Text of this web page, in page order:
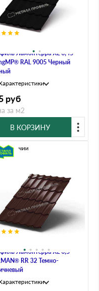
Ламонтерра XL 0,45
RAL 9005 Черный
руб
за м2
В КОРЗИНУ
Ламонтерра XL 0,5
RR 32 Темно-
В наличии